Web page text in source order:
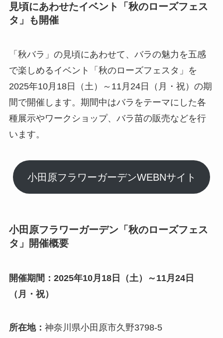
見頃にあわせたイベント「秋のローズフェス
タ」も開催
「秋バラ」の見頃にあわせて、バラの魅力を五感
で楽しめるイベント「秋のローズフェスタ」を
2025年10月18日（土）～11月24日（月・祝）の期
間で開催します。期間中はバラをテーマにした各
種展示やワークショップ、バラ苗の販売などを行
います。
小田原フラワーガーデンWEBNサイト
小田原フラワーガーデン「秋のローズフェス
タ」開催概要
開催期間：2025年10月18日（土）～11月24日
（月・祝）
所在地： 神奈川県小田原市久野3798-5